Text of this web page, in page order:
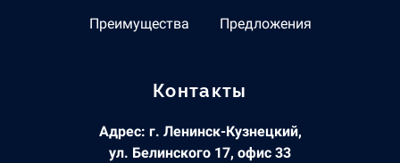
Преимущества
Предложения
Контакты
Адрес: г. Ленинск-Кузнецкий,
ул. Белинского 17, офис 33